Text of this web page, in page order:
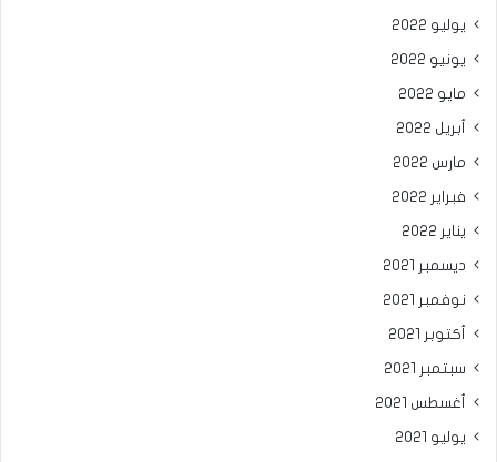
يوليو 2022
يونيو 2022
مايو 2022
أبريل 2022
مارس 2022
فبراير 2022
يناير 2022
ديسمبر 2021
نوفمبر 2021
أكتوبر 2021
سبتمبر 2021
أغسطس 2021
يوليو 2021